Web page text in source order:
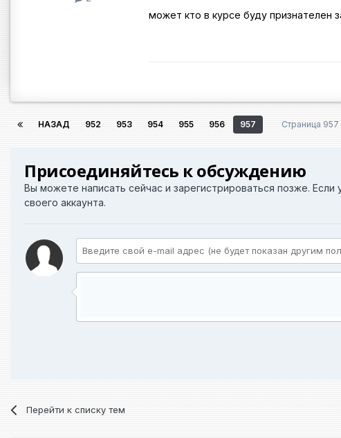
может кто в курсе буду признателен
НАЗАД 952 953 954 955 956 957 Страница 957
Присоединяйтесь к обсуждению
Вы можете написать сейчас и зарегистрироваться позже. Если
своего аккаунта.
Перейти к списку тем